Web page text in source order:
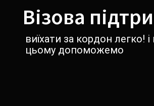
содержимомуВізова
виїхати за кордон легко!
цьому допоможемо